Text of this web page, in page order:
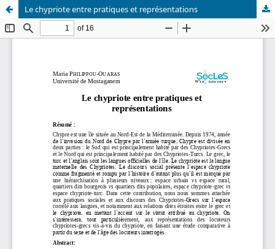
Le chypriote entre pratiques et représentations